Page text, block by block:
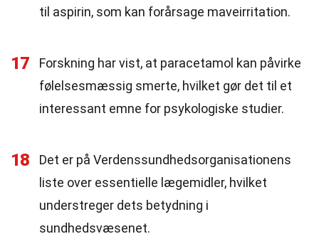
til aspirin, som kan forårsage maveirritation.
17
Forskning har vist, at paracetamol kan påvirke
følelsesmæssig smerte, hvilket gør det til et
interessant emne for psykologiske studier.
18
Det er på Verdenssundhedsorganisationens
liste over essentielle lægemidler, hvilket
understreger dets betydning i
sundhedsvæsenet.